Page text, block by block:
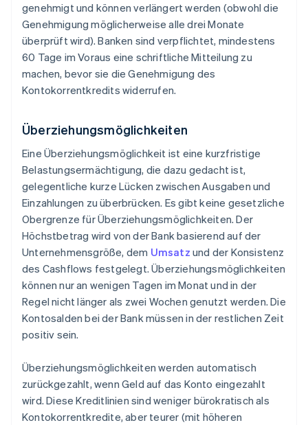
genehmigt und können verlängert werden (obwohl die
Genehmigung möglicherweise alle drei Monate
überprüft wird). Banken sind verpflichtet, mindestens
60 Tage im Voraus eine schriftliche Mitteilung zu
machen, bevor sie die Genehmigung des
Kontokorrentkredits widerrufen.
Überziehungsmöglichkeiten
Eine Überziehungsmöglichkeit ist eine kurzfristige
Belastungsermächtigung, die dazu gedacht ist,
gelegentliche kurze Lücken zwischen Ausgaben und
Einzahlungen zu überbrücken. Es gibt keine gesetzliche
Obergrenze für Überziehungsmöglichkeiten. Der
Höchstbetrag wird von der Bank basierend auf der
Unternehmensgröße, dem Umsatz und der Konsistenz
des Cashflows festgelegt. Überziehungsmöglichkeiten
können nur an wenigen Tagen im Monat und in der
Regel nicht länger als zwei Wochen genutzt werden. Die
Kontosalden bei der Bank müssen in der restlichen Zeit
positiv sein.
Überziehungsmöglichkeiten werden automatisch
zurückgezahlt, wenn Geld auf das Konto eingezahlt
wird. Diese Kreditlinien sind weniger bürokratisch als
Kontokorrentkredite, aber teurer (mit höheren